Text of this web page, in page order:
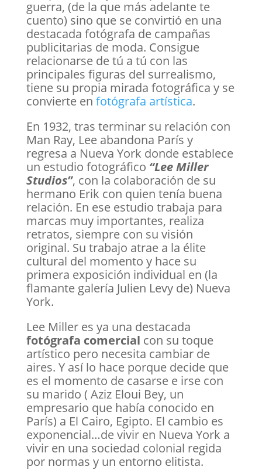
guerra, (de la que más adelante te
cuento) sino que se convirtió en una
destacada fotógrafa de campañas
publicitarias de moda. Consigue
relacionarse de tú a tú con las
principales figuras del surrealismo,
tiene su propia mirada fotográfica y se
convierte en fotógrafa artística.
En 1932, tras terminar su relación con
Man Ray, Lee abandona París y
regresa a Nueva York donde establece
un estudio fotográfico “Lee Miller
Studios”, con la colaboración de su
hermano Erik con quien tenía buena
relación. En ese estudio trabaja para
marcas muy importantes, realiza
retratos, siempre con su visión
original. Su trabajo atrae a la élite
cultural del momento y hace su
primera exposición individual en (la
flamante galería Julien Levy de) Nueva
York.
Lee Miller es ya una destacada
fotógrafa comercial con su toque
artístico pero necesita cambiar de
aires. Y así lo hace porque decide que
es el momento de casarse e irse con
su marido ( Aziz Eloui Bey, un
empresario que había conocido en
París) a El Cairo, Egipto. El cambio es
exponencial…de vivir en Nueva York a
vivir en una sociedad colonial regida
por normas y un entorno elitista.